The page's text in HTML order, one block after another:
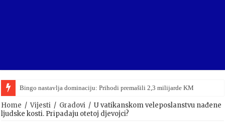
Bingo nastavlja dominaciju: Prihodi premašili 2,3 milijarde KM
Home / Vijesti / Gradovi / U vatikanskom veleposlanstvu nađene
ljudske kosti. Pripadaju otetoj djevojci?